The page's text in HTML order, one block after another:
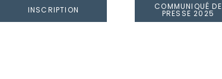
INSCRIPTION COMMUNIQUÉ DE
PRESSE 2025